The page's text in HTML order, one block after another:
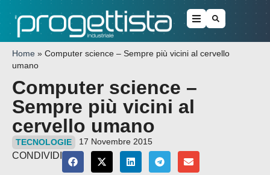
Home » Computer science – Sempre più vicini al cervello
umano
Computer science –
Sempre più vicini al
cervello umano
TECNOLOGIE 17 Novembre 2015
CONDIVIDI